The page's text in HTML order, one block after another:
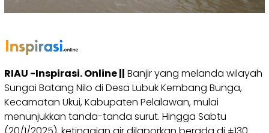
RIAU -Inspirasi. Online || Banjir yang melanda wilayah
Sungai Batang Nilo di Desa Lubuk Kembang Bunga,
Kecamatan Ukui, Kabupaten Pelalawan, mulai
menunjukkan tanda-tanda surut. Hingga Sabtu